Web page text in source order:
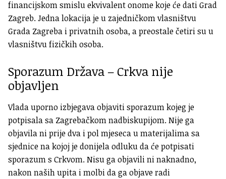
financijskom smislu ekvivalent onome koje će dati Grad
Zagreb. Jedna lokacija je u zajedničkom vlasništvu
Grada Zagreba i privatnih osoba, a preostale četiri su u
vlasništvu fizičkih osoba.
Sporazum Država – Crkva nije
objavljen
Vlada uporno izbjegava objaviti sporazum kojeg je
potpisala sa Zagrebačkom nadbiskupijom. Nije ga
objavila ni prije dva i pol mjeseca u materijalima sa
sjednice na kojoj je donijela odluku da će potpisati
sporazum s Crkvom. Nisu ga objavili ni naknadno,
nakon naših upita i molbi da ga objave radi